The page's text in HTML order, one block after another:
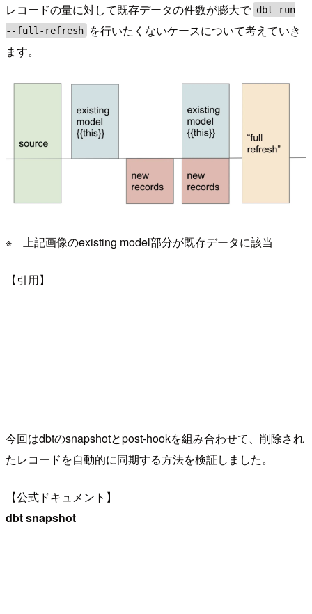
レコードの量に対して既存データの件数が膨大で dbt run
--full-refresh
を行いたくないケースについて考えていき
ます。
※ 上記画像のexisting model部分が既存データに該当
【引用】
今回はdbtのsnapshotとpost-hookを組み合わせて、削除され
たレコードを自動的に同期する方法を検証しました。
【公式ドキュメント】
dbt snapshot